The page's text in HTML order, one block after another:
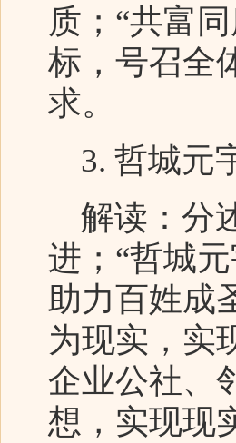
质；“共富
标，号召全
求。
3. 哲城元
解读：分
进；“哲城
助力百姓成
为现实，实
企业公社、
想，实现现